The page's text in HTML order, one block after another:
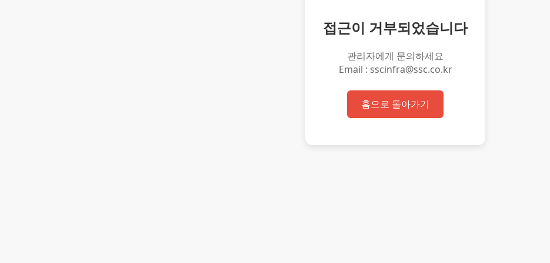
접근이 거부되었습니다
관리자에게 문의하세요
Email : sscinfra@ssc.co.kr
홈으로 돌아가기